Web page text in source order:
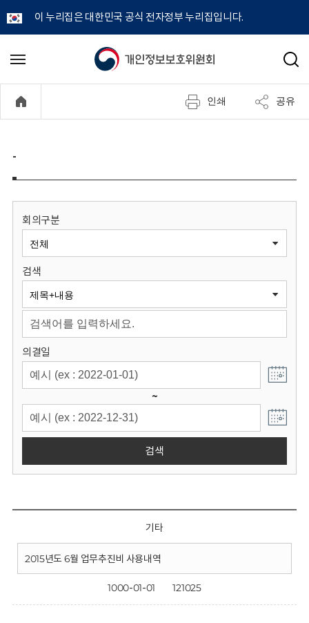
이 누리집은 대한민국 공식 전자정부 누리집입니다.
개
정
보
원
회
메
기
검
인쇄 공유
-
회의구분
검색
의결일
~
검색
기타
2015년도 6월 업무추진비 사용내역
1000-01-01 121025